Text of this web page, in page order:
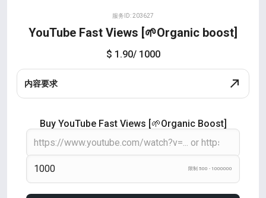
服务ID: 203627
YouTube Fast Views [🌱Organic boost]
$ 1.90/ 1000
内容要求
Buy YouTube Fast Views [🌱Organic Boost]
限制 500 - 1000000